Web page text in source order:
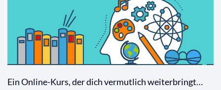
Ein Online-Kurs, der dich vermutlich weiterbringt…